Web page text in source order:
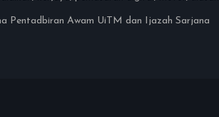
Pentadbiran Awam UiTM dan Ijazah Sarjana